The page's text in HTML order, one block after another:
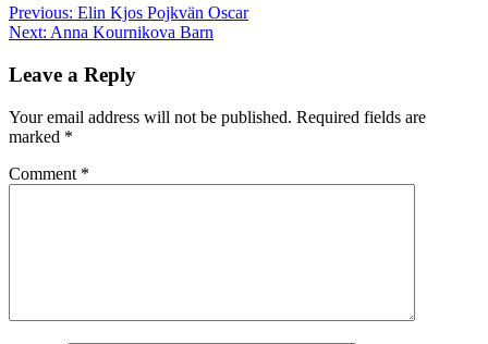
Previous: Elin Kjos Pojkvän Oscar
Next: Anna Kournikova Barn
Leave a Reply
Your email address will not be published. Required fields are
marked *
Comment *